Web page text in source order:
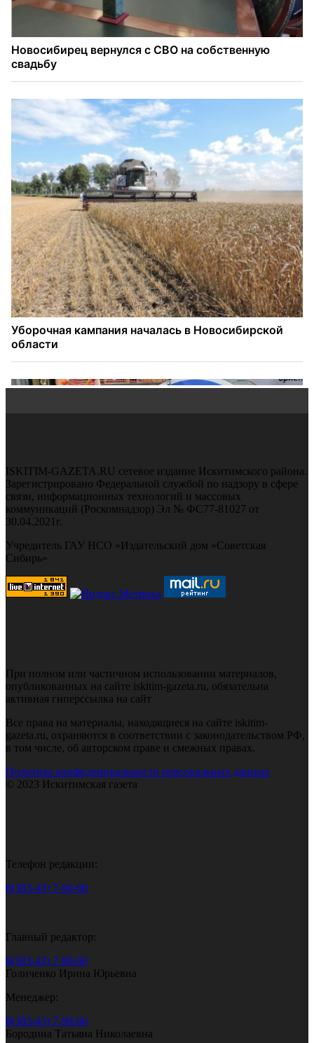
ISKITIM-GAZETA.RU сетевое издание Искитимского района.
Зарегистрировано Федеральной службой по надзору в сфере
связи, информационных технологий и массовых
коммуникаций (Роскомнадзор) Эл № ФС77-81027 от
30.04.2021г.
Учредитель ГАУ НСО «Издательский дом «Советская
Сибирь»
При полном или частичном использовании материалов,
опубликованных на сайте iskitim-gazeta.ru, обязательна
активная гиперссылка на сайт
Все права на материалы, находящиеся на сайте iskitim-
gazeta.ru, охраняются в соответствии с законодательством РФ,
в том числе, об авторском праве и смежных правах.
Политика конфиденциальности персональных данных
© 2023 Искитимская газета
Телефон редакции:
8(383-43) 7-90-60
Главный редактор:
8(383-43) 7-90-60
Голиченко Ирина Юрьевна
Менеджер:
8(383-43) 7-90-60
Бородина Татьяна Николаевна